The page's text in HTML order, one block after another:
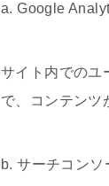
a. Google
サイト内でのユ
で、コンテンツ
b. サーチコン